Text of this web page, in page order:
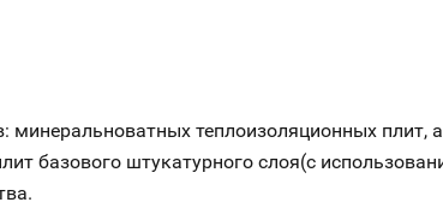
теплоизоляционных
базового штукатурного слоя(с